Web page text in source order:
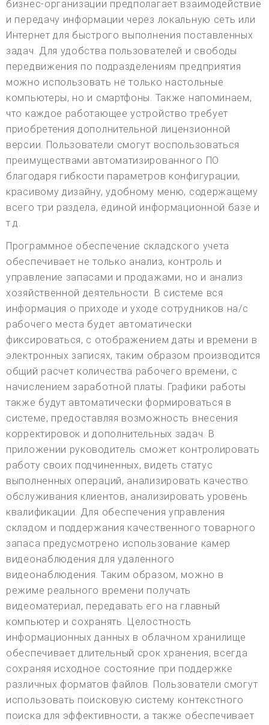
бизнес-организации предполагает взаимодействие
и передачу информации через локальную сеть или
Интернет для быстрого выполнения поставленных
задач. Для удобства пользователей и свободы
передвижения по подразделениям предприятия
можно использовать не только настольные
компьютеры, но и смартфоны. Также напоминаем,
что каждое работающее устройство требует
приобретения дополнительной лицензионной
версии. Пользователи смогут воспользоваться
преимуществами автоматизированного ПО
благодаря гибкости параметров конфигурации,
красивому дизайну, удобному меню, содержащему
всего три раздела, единой информационной базе и
т.д.
Программное обеспечение складского учета
обеспечивает не только анализ, контроль и
управление запасами и продажами, но и анализ
хозяйственной деятельности. В системе вся
информация о приходе и уходе сотрудников на/с
рабочего места будет автоматически
фиксироваться, с отображением даты и времени в
электронных записях, таким образом производится
общий расчет количества рабочего времени, с
начислением заработной платы. Графики работы
также будут автоматически формироваться в
системе, предоставляя возможность внесения
корректировок и дополнительных задач. В
приложении руководитель сможет контролировать
работу своих подчиненных, видеть статус
выполненных операций, анализировать качество
обслуживания клиентов, анализировать уровень
квалификации. Для обеспечения управления
складом и поддержания качественного товарного
запаса предусмотрено использование камер
видеонаблюдения для удаленного
видеонаблюдения. Таким образом, можно в
режиме реального времени получать
видеоматериал, передавать его на главный
компьютер и сохранять. Целостность
информационных данных в облачном хранилище
обеспечивает длительный срок хранения, всегда
сохраняя исходное состояние при поддержке
различных форматов файлов. Пользователи смогут
использовать поисковую систему контекстного
поиска для эффективности, а также обеспечивает